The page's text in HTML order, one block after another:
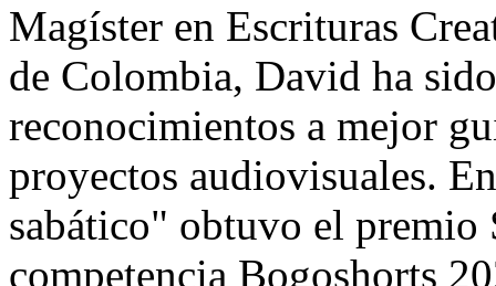
Magíster en Escrituras
de Colombia, David ha
reconocimientos a mejor
proyectos audiovisuales.
sabático" obtuvo el
competencia Bogoshorts